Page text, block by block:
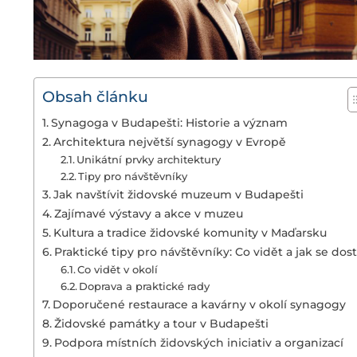
Obsah článku
Synagoga v Budapešti: Historie a význam
Architektura největší synagogy v Evropě
Unikátní prvky architektury
Tipy pro návštěvníky
Jak navštívit židovské muzeum v Budapešti
Zajímavé výstavy a akce v muzeu
Kultura a tradice židovské komunity v Maďarsku
Praktické tipy pro návštěvníky: Co vidět a jak se
Co vidět v okolí
Doprava a praktické rady
Doporučené restaurace a kavárny v okolí synagogy
Židovské památky a tour v Budapešti
Podpora místních židovských iniciativ a organizací